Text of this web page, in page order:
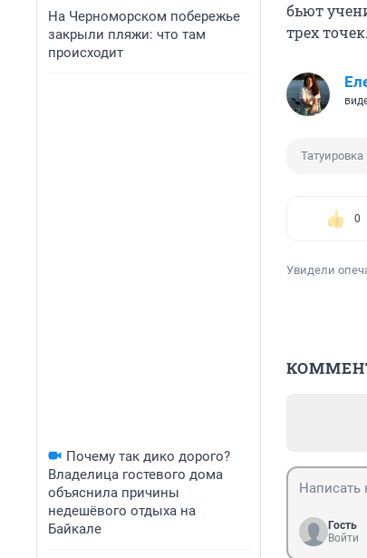
На Черноморском побережье
закрыли пляжи: что там
происходит
Почему так дико дорого?
Владелица гостевого дома
объяснила причины
недешёвого отдыха на
Байкале
бьют
трех
Татуировка
0
Увидели
Гость
Войти